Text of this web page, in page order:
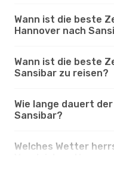
Wann ist die beste
Hannover nach
Wann ist die beste
Sansibar zu reisen?
Wie lange dauert
Sansibar?
Welches Wetter